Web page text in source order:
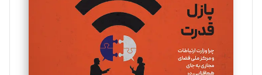
یسنا امان‌پور
تحریریه
ملینا جعفری